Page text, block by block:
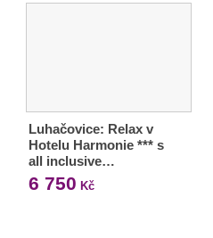
Luhačovice: Relax v
Hotelu Harmonie *** s
all inclusive…
6 750 Kč